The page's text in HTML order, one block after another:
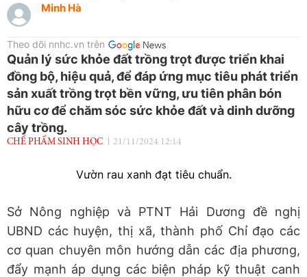
Minh Hà
Theo dõi nnhc.vn trên
Quản lý sức khỏe đất trồng trọt được triển khai
đồng bộ, hiệu quả, để đáp ứng mục tiêu phát triển
sản xuất trồng trọt bền vững, ưu tiên phân bón
hữu cơ để chăm sóc sức khỏe đất và dinh dưỡng
cây trồng.
CHẾ PHẨM SINH HỌC 21/11/2024 12:14
Vườn rau xanh đạt tiêu chuẩn.
Sở Nông nghiệp và PTNT Hải Dương đề nghị
UBND các huyện, thị xã, thành phố Chỉ đạo các
cơ quan chuyên môn hướng dẫn các địa phương,
đẩy mạnh áp dụng các biện pháp kỹ thuật canh